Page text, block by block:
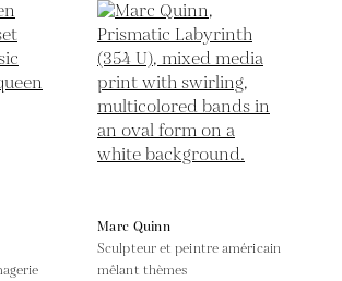
Marc Quinn
Sculpteur et peintre américain
mêlant thèmes